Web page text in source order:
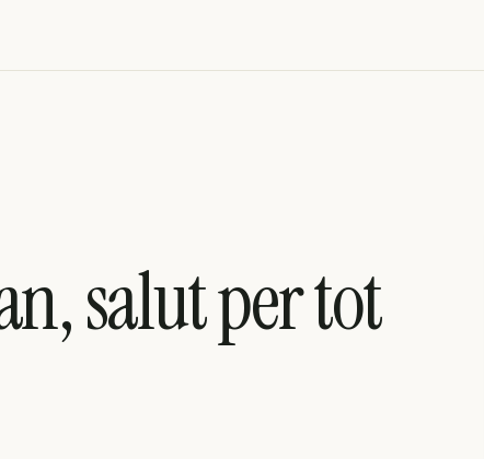
salut per tot